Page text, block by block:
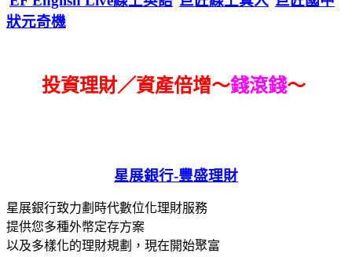
狀元奇機
投資理財／資產倍增～錢滾錢～
星展銀行-豐盛理財
星展銀行致力劃時代數位化理財服務
提供您多種外幣定存方案
以及多樣化的理財規劃，現在開始聚富